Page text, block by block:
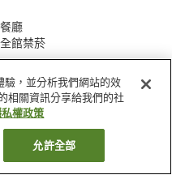
餐廳
全館禁菸
大溫哥華地區
議中心市中心
驗，並分析我們網站的效
相關資訊分享給我們的社
私權政策
允許全部